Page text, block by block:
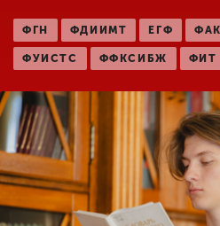
Студенческая жизнь
Сведения об
образовательной
организации
ФГН ФДИИМТ ЕГФ
ФУИСТС ФФКСИБЖ ФИТ